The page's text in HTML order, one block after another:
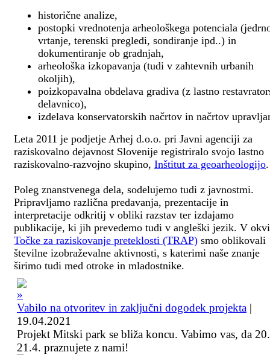
historične analize,
postopki vrednotenja arheološkega potenciala
vrtanje, terenski pregledi, sondiranje ipd..) in
dokumentiranje ob gradnjah,
arheološka izkopavanja (tudi v zahtevnih urbanih
okoljih),
poizkopavalna obdelava gradiva (z lastno
delavnico),
izdelava konservatorskih načrtov in načrtov
Leta 2011 je podjetje Arhej d.o.o. pri Javni agenciji za
raziskovalno dejavnost Slovenije registriralo svojo lastno
raziskovalno-razvojno skupino, Inštitut za geoarheologijo.
Poleg znanstvenega dela, sodelujemo tudi z javnostmi.
Pripravljamo različna predavanja, prezentacije in
interpretacije odkritij v obliki razstav ter izdajamo
publikacije, ki jih prevedemo tudi v angleški jezik. V
Točke za raziskovanje preteklosti (TRAP) smo oblikovali
številne izobraževalne aktivnosti, s katerimi naše znanje
širimo tudi med otroke in mladostnike.
Vabilo na otvoritev in zaključni dogodek projekta |
19.04.2021
Projekt Mitski park se bliža koncu. Vabimo vas, da
21.4. praznujete z nami!